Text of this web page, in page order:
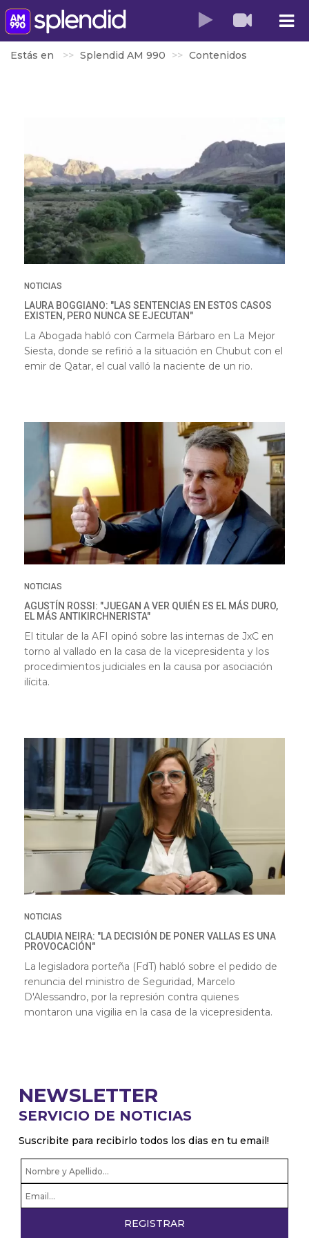
Estás en Splendid AM 990 Contenidos
NOTICIAS
LAURA BOGGIANO: "LAS SENTENCIAS EN ESTOS CASOS
EXISTEN, PERO NUNCA SE EJECUTAN"
La Abogada habló con Carmela Bárbaro en La Mejor
Siesta, donde se refirió a la situación en Chubut con el
emir de Qatar, el cual valló la naciente de un rio.
NOTICIAS
AGUSTÍN ROSSI: "JUEGAN A VER QUIÉN ES EL MÁS DURO,
EL MÁS ANTIKIRCHNERISTA"
El titular de la AFI opinó sobre las internas de JxC en
torno al vallado en la casa de la vicepresidenta y los
procedimientos judiciales en la causa por asociación
ilícita.
NOTICIAS
CLAUDIA NEIRA: "LA DECISIÓN DE PONER VALLAS ES UNA
PROVOCACIÓN"
La legisladora porteña (FdT) habló sobre el pedido de
renuncia del ministro de Seguridad, Marcelo
D'Alessandro, por la represión contra quienes
montaron una vigilia en la casa de la vicepresidenta.
NEWSLETTER
SERVICIO DE NOTICIAS
Suscribite para recibirlo todos los dias en tu email!